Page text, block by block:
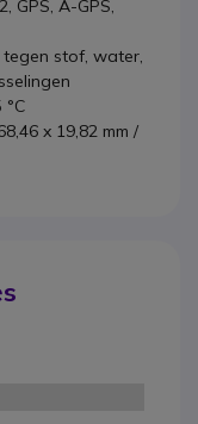
GPS, A-GPS,
tegen stof, water,
x 19,82 mm /